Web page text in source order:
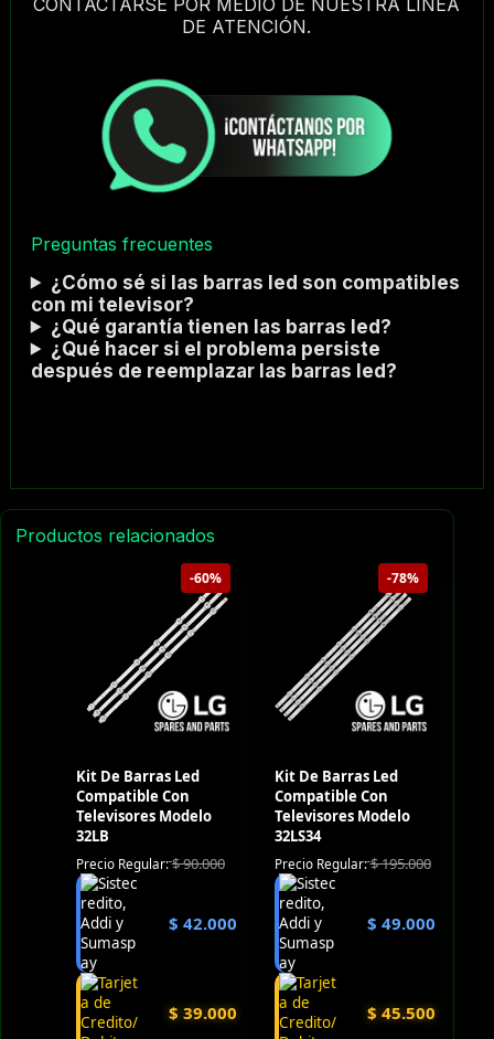
DE ATENCIÓN.
Preguntas frecuentes
¿Cómo sé si las barras led son compatibles
con mi televisor?
¿Qué garantía tienen las barras led?
¿Qué hacer si el problema persiste
después de reemplazar las barras led?
Productos relacionados
-60%
Kit De Barras Led
Compatible Con
Televisores Modelo
32LB
Precio Regular:$90.000
$ 42.000
$ 39.000
-78%
Kit De Barras Led
Compatible Con
Televisores Modelo
32LS34
Precio Regular:$195.000
$ 49.000
$ 45.500